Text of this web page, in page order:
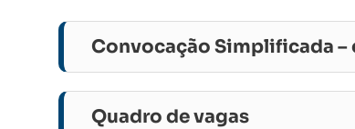
Convocação Simplificada
Quadro de vagas